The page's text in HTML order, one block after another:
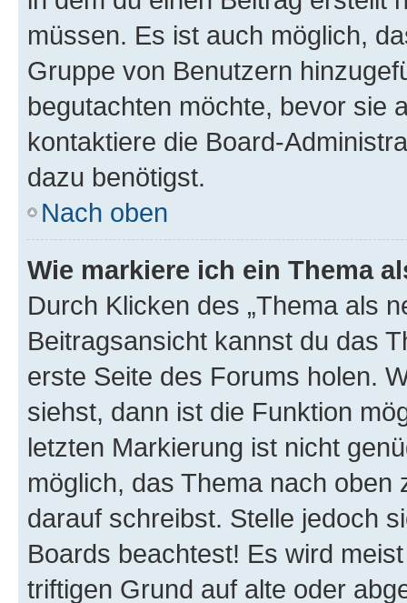
müssen. Es ist auch möglich,
Gruppe von Benutzern
begutachten möchte, bevor sie
kontaktiere die Board-
dazu benötigst.
Nach oben
Wie markiere ich ein Thema
Durch Klicken des „Thema als
Beitragsansicht kannst du das
erste Seite des Forums holen.
siehst, dann ist die Funktion
letzten Markierung ist nicht
möglich, das Thema nach oben
darauf schreibst. Stelle jedoch
Boards beachtest! Es wird
triftigen Grund auf alte oder